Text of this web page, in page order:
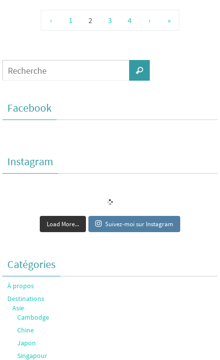
‹ 1 2 3 4 › »
Facebook
Instagram
Load More... Suivez-moi sur Instagram
Catégories
À propos
Destinations
Asie
Cambodge
Chine
Japon
Singapour